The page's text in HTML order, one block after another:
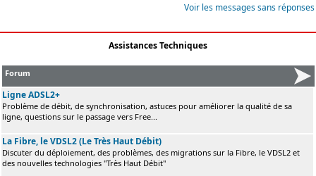
Voir les messages sans réponses
Assistances Techniques
Forum
Ligne ADSL2+
Problème de débit, de synchronisation, astuces pour améliorer la qualité de sa
ligne, questions sur le passage vers Free...
La Fibre, le VDSL2 (Le Très Haut Débit)
Discuter du déploiement, des problèmes, des migrations sur la Fibre, le VDSL2 et
des nouvelles technologies "Très Haut Débit"